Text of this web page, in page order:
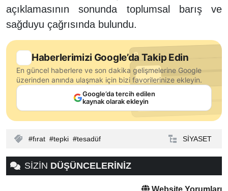
açıklamasının sonunda toplumsal barış ve
sağduyu çağrısında bulundu.
Haberlerimizi Google’da Takip Edin
En güncel haberlere ve son dakika gelişmelerine Google
üzerinden anında ulaşmak için bizi favorilerinize ekleyin.
Google’da tercih edilen
kaynak olarak ekleyin
fırat tepki tesadüf SİYASET
SİZİN DÜŞÜNCELERİNİZ
Website Yorumları